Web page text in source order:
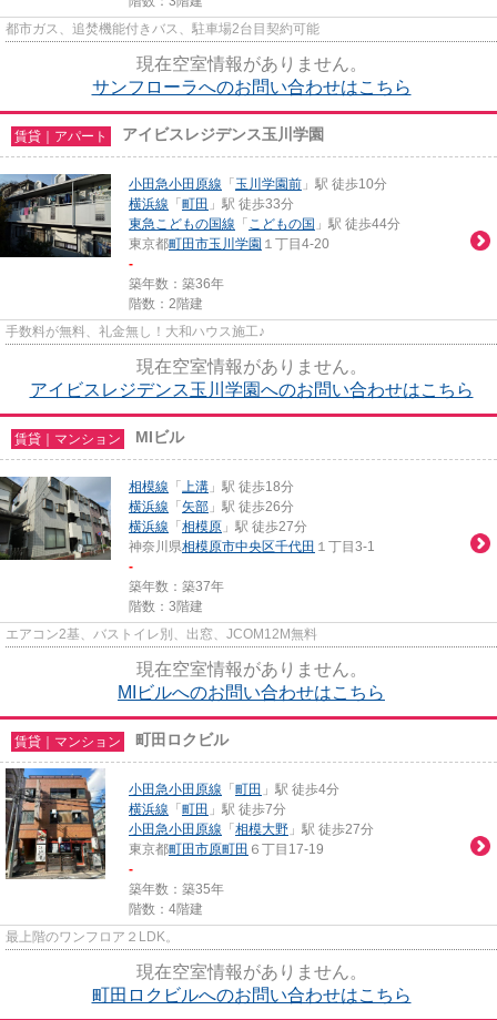
都市ガス、追焚機能付きバス、駐車場2台目契約可能
現在空室情報がありません。
サンフローラへのお問い合わせはこちら
賃貸｜アパート アイビスレジデンス玉川学園
小田急小田原線 「 玉川学園前 」駅 徒歩10分
横浜線 「 町田 」駅 徒歩33分
東急こどもの国線 「 こどもの国 」駅 徒歩44分
東京都町田市玉川学園 １丁目4-20
-
築年数：築36年
階数：2階建
手数料が無料、礼金無し！大和ハウス施工♪
現在空室情報がありません。
アイビスレジデンス玉川学園へのお問い合わせはこちら
賃貸｜マンション MIビル
相模線 「 上溝 」駅 徒歩18分
横浜線 「 矢部 」駅 徒歩26分
横浜線 「 相模原 」駅 徒歩27分
神奈川県相模原市中央区千代田 １丁目3-1
-
築年数：築37年
階数：3階建
エアコン2基、バストイレ別、出窓、JCOM12M無料
現在空室情報がありません。
MIビルへのお問い合わせはこちら
賃貸｜マンション 町田ロクビル
小田急小田原線 「 町田 」駅 徒歩4分
横浜線 「 町田 」駅 徒歩7分
小田急小田原線 「 相模大野 」駅 徒歩27分
東京都町田市原町田 ６丁目17-19
-
築年数：築35年
階数：4階建
最上階のワンフロア２LDK。
現在空室情報がありません。
町田ロクビルへのお問い合わせはこちら